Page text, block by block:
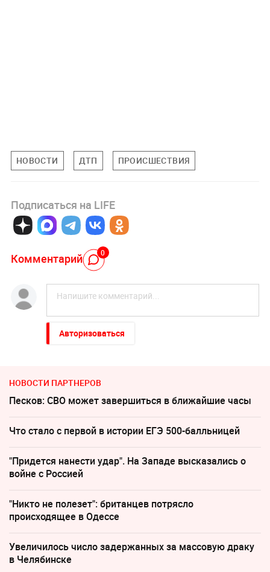
НОВОСТИ ДТП ПРОИСШЕСТВИЯ
Подписаться на LIFE
Комментарий 0
Авторизоваться
НОВОСТИ ПАРТНЕРОВ
Песков: СВО может завершиться в ближайшие часы
Что стало с первой в истории ЕГЭ 500-балльницей
"Придется нанести удар". На Западе высказались о
войне с Россией
"Никто не полезет": британцев потрясло
происходящее в Одессе
Увеличилось число задержанных за массовую драку
в Челябинске